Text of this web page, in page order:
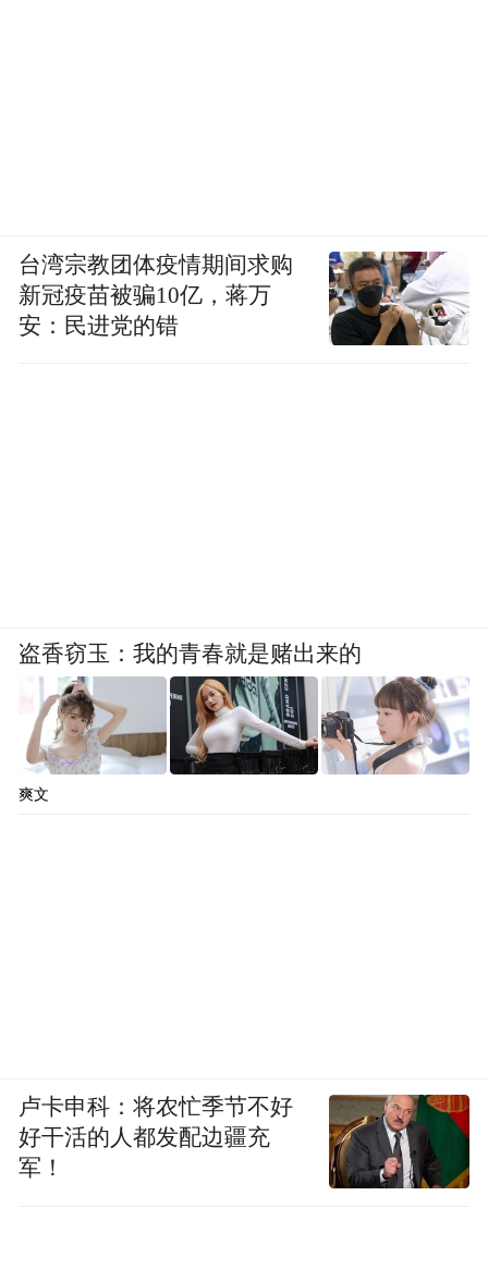
台湾宗教团体疫情期间求购
新冠疫苗被骗10亿，蒋万
安：民进党的错
盗香窃玉：我的青春就是赌出来的
爽文
卢卡申科：将农忙季节不好
好干活的人都发配边疆充
军！